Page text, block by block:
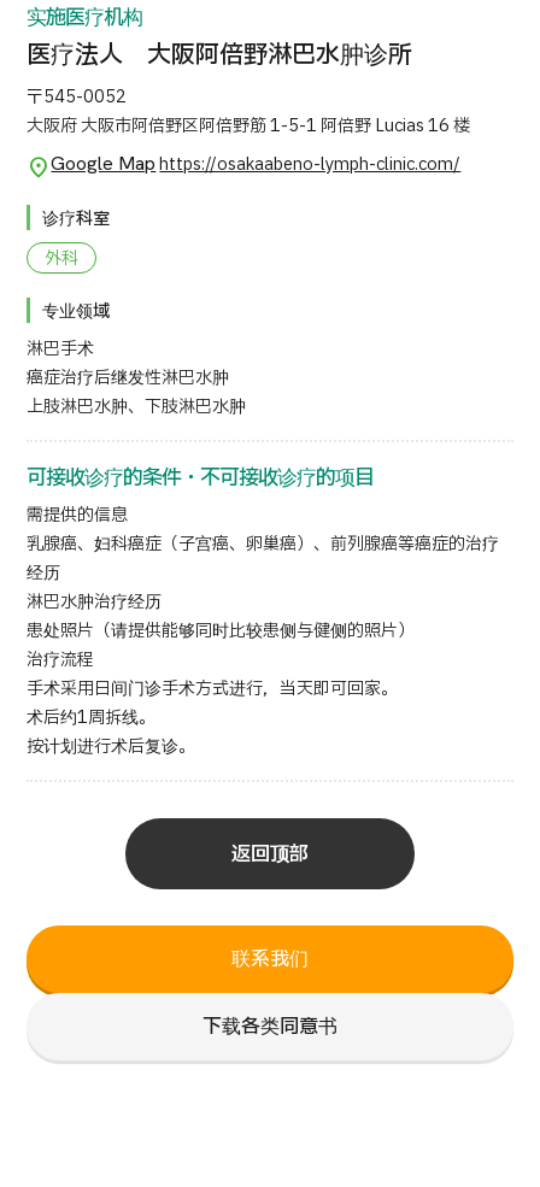
联系我们
下载各类同意书
实施医疗机构
医疗法人 大阪阿倍野淋巴水肿诊所
〒545-0052
大阪府 大阪市阿倍野区阿倍野筋 1-5-1 阿倍野 Lucias 16 楼
Google Map https://osakaabeno-lymph-clinic.com/
诊疗科室
外科
专业领域
淋巴手术
癌症治疗后继发性淋巴水肿
上肢淋巴水肿、下肢淋巴水肿
可接收诊疗的条件・不可接收诊疗的项目
需提供的信息
乳腺癌、妇科癌症（子宫癌、卵巢癌）、前列腺癌等癌症的治疗
经历
淋巴水肿治疗经历
患处照片（请提供能够同时比较患侧与健侧的照片）
治疗流程
手术采用日间门诊手术方式进行，当天即可回家。
术后约1周拆线。
按计划进行术后复诊。
返回顶部